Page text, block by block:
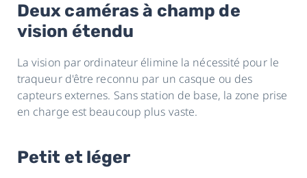
Deux caméras à champ de
vision étendu
La vision par ordinateur élimine la nécessité pour le
traqueur d'être reconnu par un casque ou des
capteurs externes. Sans station de base, la zone prise
en charge est beaucoup plus vaste.
Petit et léger